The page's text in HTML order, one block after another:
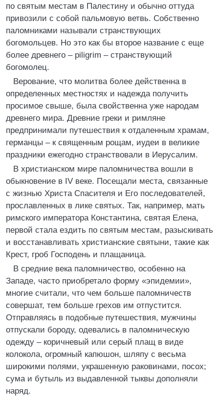
по святым местам в Палестину и обычно оттуда
привозили с собой пальмовую ветвь. Собственно
паломниками называли странствующих
богомольцев. Но это как бы второе название с еще
более древнего – piligrim – странствующий
богомолец.
Верование, что молитва более действенна в
определенных местностях и надежда получить
просимое свыше, была свойственна уже народам
древнего мира. Древние греки и римляне
предпринимали путешествия к отдаленным храмам,
германцы – к священным рощам, иудеи в великие
праздники ежегодно странствовали в Иерусалим.
В христианском мире паломничества вошли в
обыкновение в IV веке. Посещали места, связанные
с жизнью Христа Спасителя и Его последователей,
прославленных в лике святых. Так, например, мать
римского императора Константина, святая Елена,
первой стала ездить по святым местам, разыскивать
и восстанавливать христианские святыни, такие как
Крест, гроб Господень и плащаница.
В средние века паломничество, особенно на
Западе, часто приобретало форму «эпидемии»,
многие считали, что чем больше паломничеств
совершат, тем больше грехов им отпустится.
Отправляясь в подобные путешествия, мужчины
отпускали бороду, одевались в паломническую
одежду – коричневый или серый плащ в виде
колокола, огромный капюшон, шляпу с весьма
широкими полями, украшенную раковинами, посох;
сума и бутыль из выдавленной тыквы дополняли
наряд.